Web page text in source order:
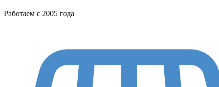
Работаем с 2005 года